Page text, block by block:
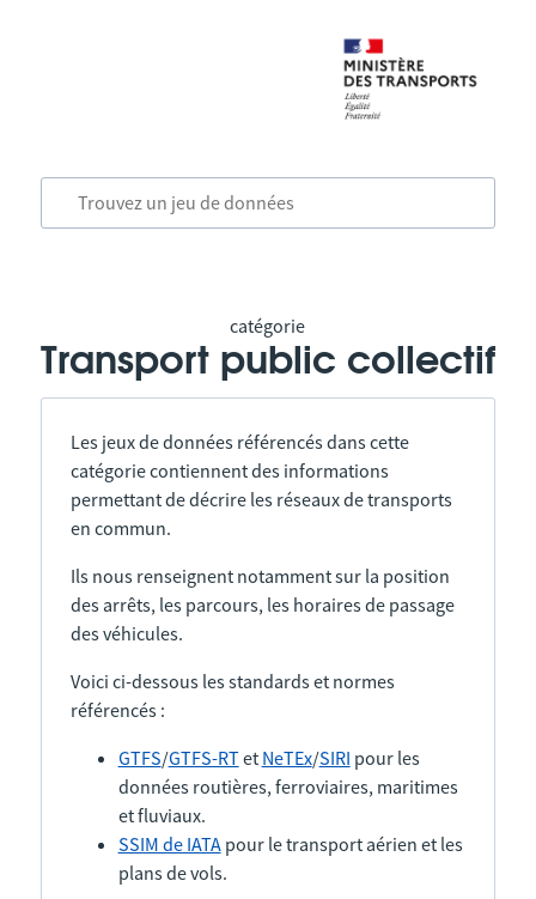
catégorie
Transport public collectif
Les jeux de données référencés dans cette
catégorie contiennent des informations
permettant de décrire les réseaux de transports
en commun.
Ils nous renseignent notamment sur la position
des arrêts, les parcours, les horaires de passage
des véhicules.
Voici ci-dessous les standards et normes
référencés :
GTFS/GTFS-RTet NeTEx/SIRI pour les
données routières, ferroviaires, maritimes
et fluviaux.
SSIM de IATApour le transport aérien et les
plans de vols.